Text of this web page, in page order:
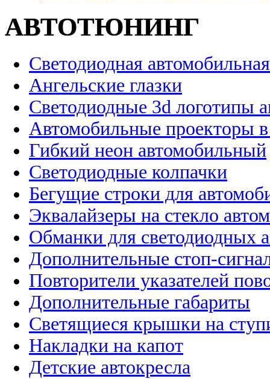
АВТОТЮНИНГ
Светодиодная
Ангельские глазки
Светодиодные 3d логотипы
Автомобильные проекторы
Гибкий неон автомобильный
Светодиодные колпачки
Бегущие строки для
Эквалайзеры на стекло
Обманки для светодиодных
Дополнительные стоп-
Повторители указателей
Дополнительные габариты
Светящиеся крышки на
Накладки на капот
Детские автокресла